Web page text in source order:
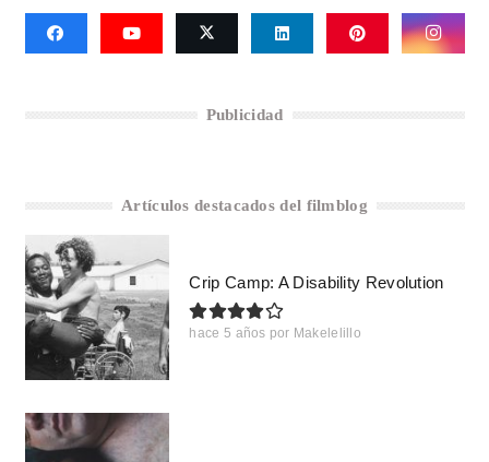
Publicidad
Artículos destacados del filmblog
Crip Camp: A Disability Revolution
hace 5 años por Makelelillo